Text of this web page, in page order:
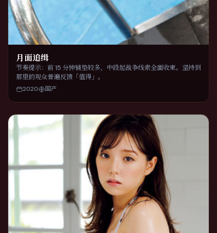
月面追缉
节奏提示：前 15 分钟铺垫较多，中段起战争线索全面收束。坚持到
那里的观众普遍反馈「值得」。
2020 国产